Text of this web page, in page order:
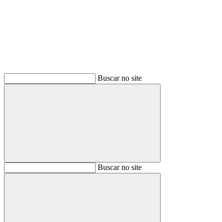
Buscar no site
BuscarBuscar no site